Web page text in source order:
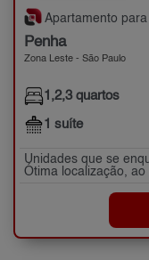
Apartamento para
Penha
Zona Leste - São Paulo
1,2,3 quartos
1 suíte
Unidades que se
Ótima localização,